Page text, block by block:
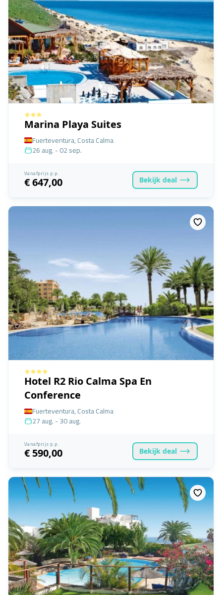
Marina Playa Suites
Fuerteventura, Costa Calma
26 aug. - 02 sep.
Vanafprijs p.p.
€ 647,00 Bekijk deal
Hotel R2 Rio Calma Spa En
Conference
Fuerteventura, Costa Calma
27 aug. - 30 aug.
Vanafprijs p.p.
€ 590,00 Bekijk deal